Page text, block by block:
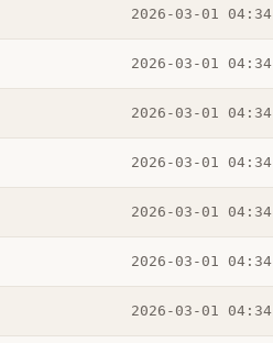
2026-03-01 04:34
2026-03-01 04:34
2026-03-01 04:34
2026-03-01 04:34
2026-03-01 04:34
2026-03-01 04:34
2026-03-01 04:34